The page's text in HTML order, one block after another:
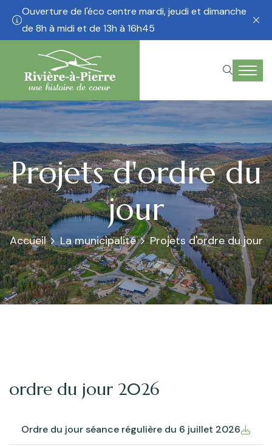
Ouverture de l'éco centre mardi, jeudi et dimanche
de 8h à midi et de 13h à 16h45
Ne plus afficher
Projets d'ordre du
jour
Accueil La municipalité Projets d'ordre du jour
ordre du jour 2026
Ordre du jour séance régulière du 6 juillet 2026